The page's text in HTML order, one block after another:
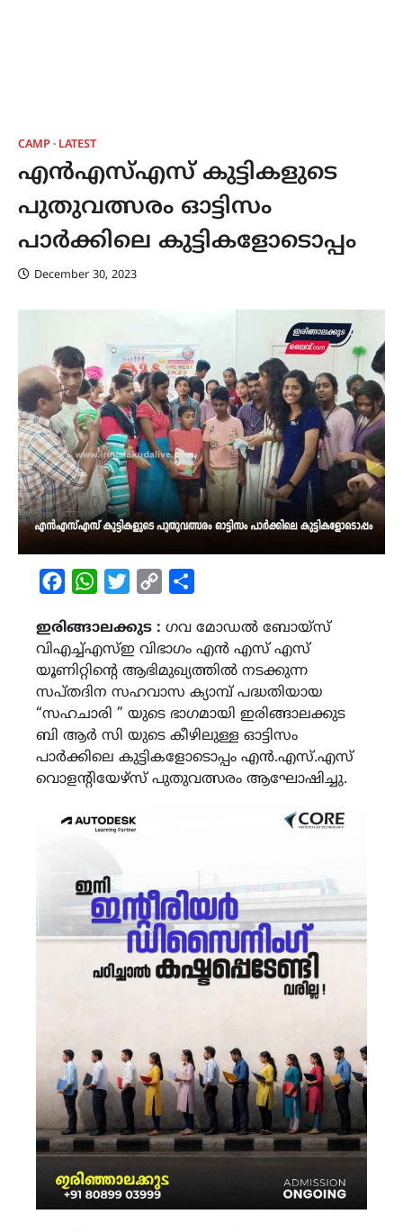
CAMP LATEST
എൻഎസ്എസ് കുട്ടികളുടെ
പുതുവത്സരം ഓട്ടിസം
പാർക്കിലെ കുട്ടികളോടൊപ്പം
December 30, 2023
FacebookWhatsAppTwitterCopy
ഇരിങ്ങാലക്കുട : ഗവ മോഡൽ ബോയ്സ്
വിഎച്ച്എസ്ഇ വിഭാഗം എൻ എസ് എസ്
യൂണിറ്റിന്റെ ആഭിമുഖ്യത്തിൽ നടക്കുന്ന
സപ്തദിന സഹവാസ ക്യാമ്പ് പദ്ധതിയായ
“സഹചാരി ” യുടെ ഭാഗമായി ഇരിങ്ങാലക്കുട
ബി ആർ സി യുടെ കീഴിലുള്ള ഓട്ടിസം
പാർക്കിലെ കുട്ടികളോടൊപ്പം എൻ.എസ്.എസ്
വൊളന്റിയേഴ്സ് പുതുവത്സരം ആഘോഷിച്ചു.